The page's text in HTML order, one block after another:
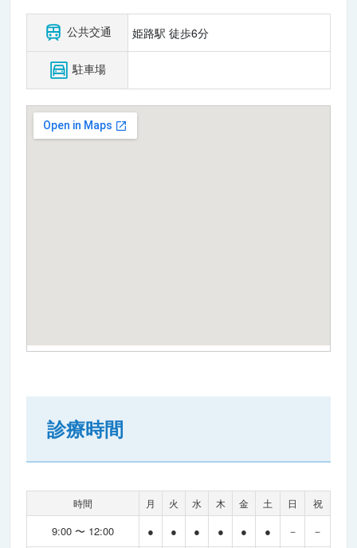
公共交通 姫路駅 徒歩6分
駐車場
診療時間
時間 月 火 水 木 金 土 日 祝
9:00 〜 12:00 ● ● ● ● ● ● － －